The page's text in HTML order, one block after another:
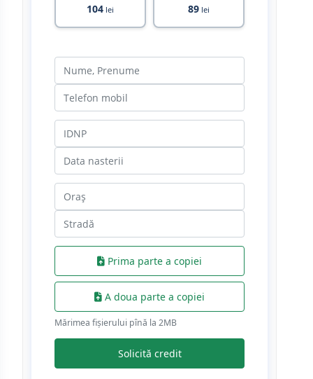
104 lei 89 lei
Prima parte a copiei
A doua parte a copiei
Mărimea fișierului pînă la 2МB
Solicită credit